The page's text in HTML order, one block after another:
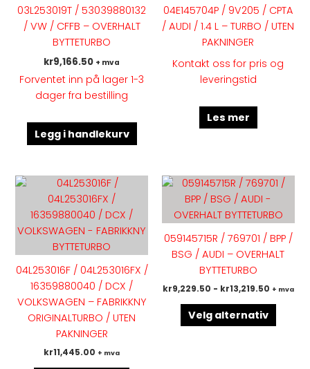
03L253019T / 53039880132
/ VW / CFFB – OVERHALT
BYTTETURBO
kr9,166.50 + mva
Forventet inn på lager 1-3
dager fra bestilling
Legg i handlekurv
04E145704P / 9V205 / CPTA
/ AUDI / 1.4 L – TURBO / UTEN
PAKNINGER
Kontakt oss for pris og
leveringstid
Les mer
04L253016F / 04L253016FX /
16359880040 / DCX /
VOLKSWAGEN – FABRIKKNY
ORIGINALTURBO / UTEN
PAKNINGER
kr11,445.00 + mva
har
flere
varianter.
Alternativene
kan
velges
på
produktsiden
059145715R / 769701 / BPP /
BSG / AUDI – OVERHALT
BYTTETURBO
kr9,229.50 - kr13,219.50 + mva
Velg alternativ
Dette
har
flere
velges